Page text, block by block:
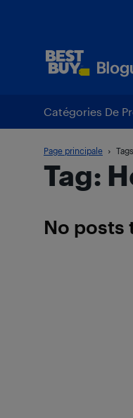
Catégories De
Page principale Tags
Tag:
No posts